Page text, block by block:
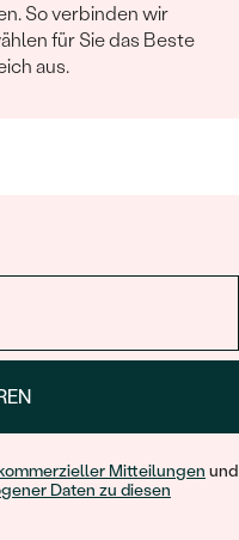
So verbinden wir
für Sie das Beste
aus.
Mitteilungen und
Daten zu diesen